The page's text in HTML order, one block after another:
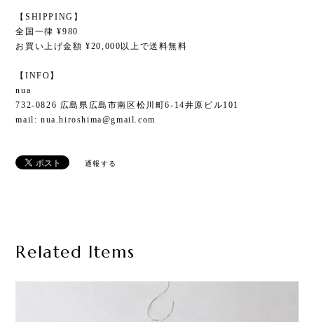
【SHIPPING】
全国一律 ¥980
お買い上げ金額 ¥20,000以上で送料無料
【INFO】
nua
732-0826 広島県広島市南区松川町6-14井原ビル101
mail: nua.hiroshima@gmail.com
通報する
Related Items